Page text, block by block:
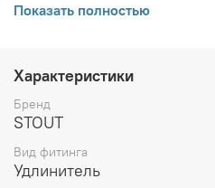
габаритах, внешнем виде и
право в любой момент без
вносить изменения в дизайн и
характеристики, не
свойств товара.
Показать полностью
Характеристики
Бренд
STOUT
Вид фитинга
Удлинитель